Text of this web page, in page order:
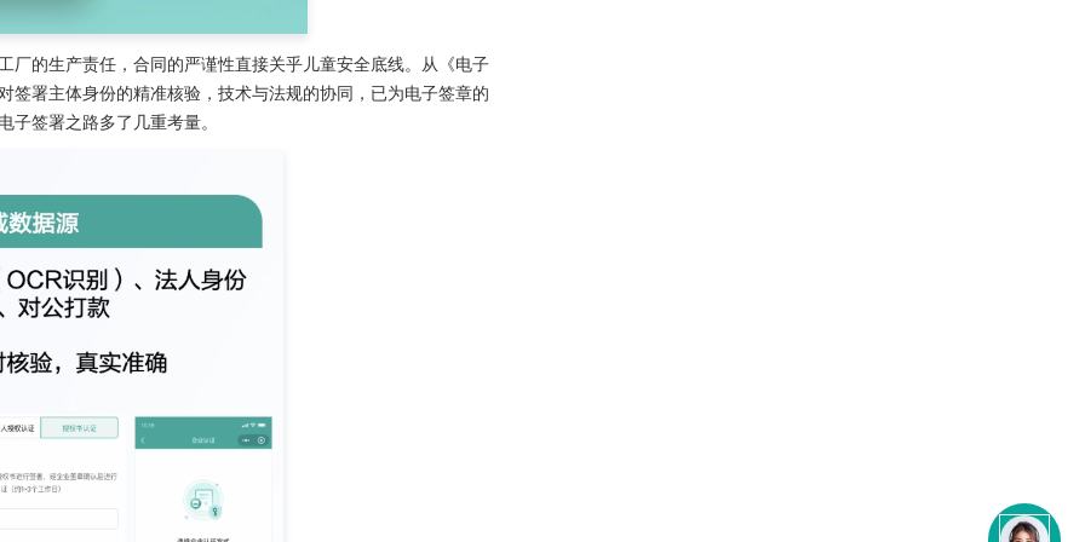
的生产责任，合同的严谨性直接关乎儿童安全底线。从《电子
署主体身份的精准核验，技术与法规的协同，已为电子签章的
签署之路多了几重考量。